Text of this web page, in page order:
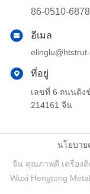
86-0510-
อีเมล
ที่อยู่
เลขที่ 6 ถนนดิง
214161 จีน
นโยบาย
จีน คุณภาพดี เครื่อง
Wuxi Hengtong